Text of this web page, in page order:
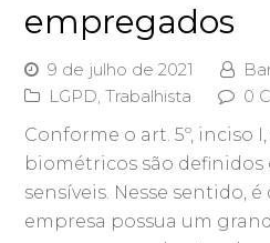
empregados
9 de julho de 2021
LGPD,Trabalhista 0
Conforme o art. 5º, inciso
biométricos são definidos
sensíveis. Nesse sentido,
empresa possua um